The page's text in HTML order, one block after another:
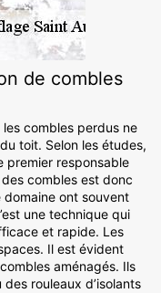
de combles
combles perdus ne
toit. Selon les études,
premier responsable
combles est donc
domaine ont souvent
une technique qui
et rapide. Les
Il est évident
aménagés. Ils
rouleaux d’isolants